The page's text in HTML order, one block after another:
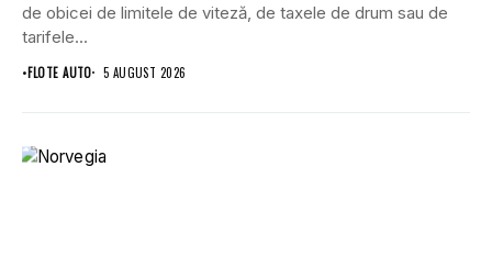
de obicei de limitele de viteză, de taxele de drum sau de
tarifele...
•FLOTE AUTO 5 AUGUST 2026